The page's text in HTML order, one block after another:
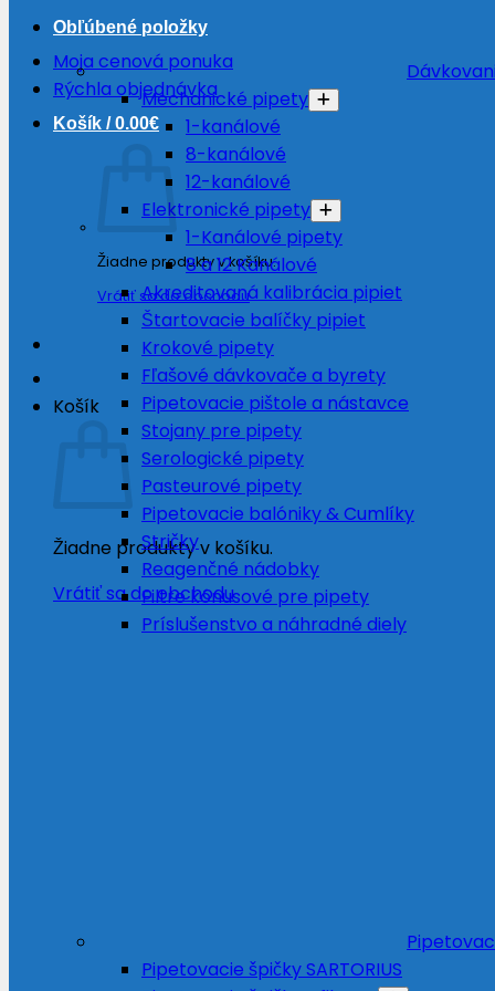
Obľúbené položky
Moja cenová ponuka
Rýchla objednávka
Košík /0.00€
Žiadne produkty v košíku.
Vrátiť sa do obchodu
Košík
Žiadne produkty v košíku.
Vrátiť sa do obchodu
Mechanické pipety
1-kanálové
8-kanálové
12-kanálové
Elektronické pipety
1-Kanálové pipety
8 a 12 Kanálové
Akreditovaná kalibrácia pipiet
Štartovacie balíčky pipiet
Krokové pipety
Fľašové dávkovače a byrety
Pipetovacie pištole a nástavce
Stojany pre pipety
Serologické pipety
Pasteurové pipety
Pipetovacie balóniky & Cumlíky
Stričky
Reagenčné nádobky
Filtre kónusové pre pipety
Príslušenstvo a náhradné diely
Pipetovacie špičky SARTORIUS